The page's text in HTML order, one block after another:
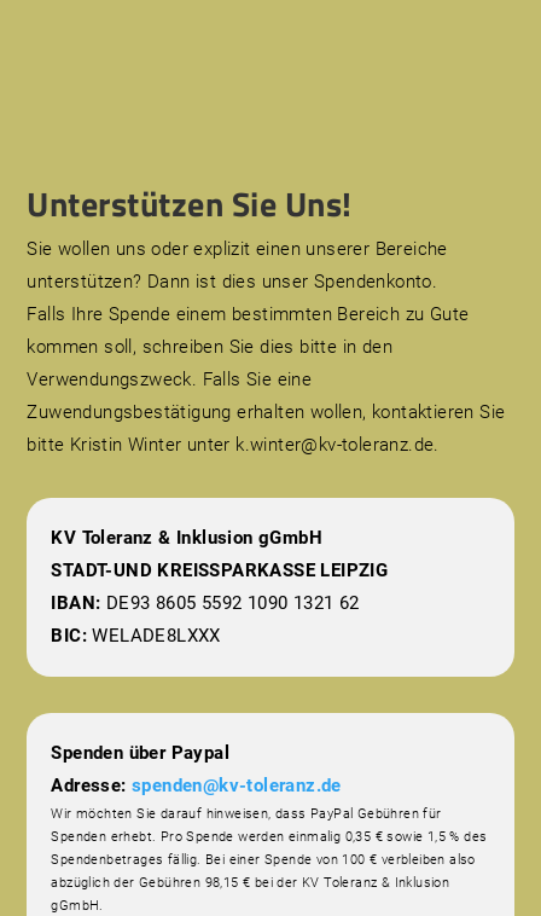
Unterstützen Sie Uns!
Sie wollen uns oder explizit einen unserer Bereiche
unterstützen? Dann ist dies unser Spendenkonto.
Falls Ihre Spende einem bestimmten Bereich zu Gute
kommen soll, schreiben Sie dies bitte in den
Verwendungszweck. Falls Sie eine
Zuwendungsbestätigung erhalten wollen, kontaktieren Sie
bitte Kristin Winter unter k.winter@kv-toleranz.de.
KV Toleranz & Inklusion gGmbH
STADT-UND KREISSPARKASSE LEIPZIG
IBAN: DE93 8605 5592 1090 1321 62
BIC: WELADE8LXXX
Spenden über Paypal
Adresse: spenden@kv-toleranz.de
Wir möchten Sie darauf hinweisen, dass PayPal Gebühren für
Spenden erhebt. Pro Spende werden einmalig 0,35 € sowie 1,5 % des
Spendenbetrages fällig. Bei einer Spende von 100 € verbleiben also
abzüglich der Gebühren 98,15 € bei der KV Toleranz & Inklusion
gGmbH.